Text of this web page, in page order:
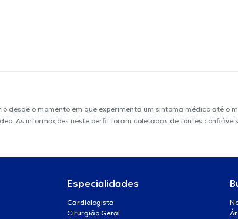
desde o momento em que experimenta um sintoma médico até o
As informações neste perfil foram coletadas de fontes
Especialidades
Cardiologista
Cirurgião Geral